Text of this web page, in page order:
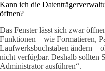
Kann ich die
öffnen?
Das Fenster lässt sich zwar
Funktionen – wie Formatieren,
Laufwerksbuchstaben ändern –
nicht verfügbar. Deshalb sollten
Administrator ausführen“.